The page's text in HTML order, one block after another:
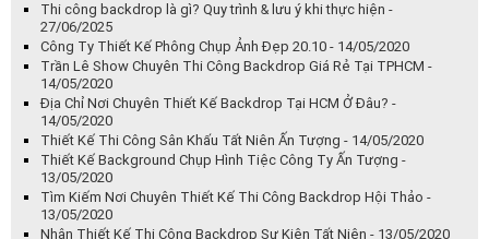
Thi công backdrop là gì? Quy trình & lưu ý khi thực hiện -
27/06/2025
Công Ty Thiết Kế Phông Chụp Ảnh Đẹp 20.10 - 14/05/2020
Trần Lê Show Chuyên Thi Công Backdrop Giá Rẻ Tại TPHCM -
14/05/2020
Địa Chỉ Nơi Chuyên Thiết Kế Backdrop Tại HCM Ở Đâu? -
14/05/2020
Thiết Kế Thi Công Sân Khấu Tất Niên Ấn Tượng - 14/05/2020
Thiết Kế Background Chụp Hình Tiệc Công Ty Ấn Tượng -
13/05/2020
Tìm Kiếm Nơi Chuyên Thiết Kế Thi Công Backdrop Hội Thảo -
13/05/2020
Nhận Thiết Kế Thi Công Backdrop Sự Kiện Tất Niên - 13/05/2020